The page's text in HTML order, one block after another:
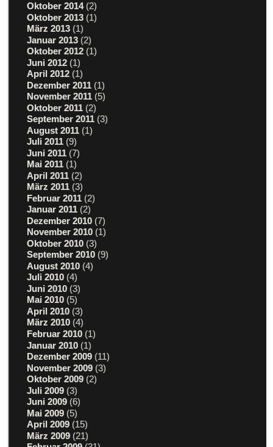
Oktober 2014(2)
Oktober 2013 (1)
März 2013 (1)
Januar 2013 (2)
Oktober 2012 (1)
Juni 2012 (1)
April 2012 (1)
Dezember 2011 (1)
November 2011 (5)
Oktober 2011 (2)
September 2011 (3)
August 2011 (1)
Juli 2011 (9)
Juni 2011 (7)
Mai 2011 (1)
April 2011 (2)
März 2011 (3)
Februar 2011 (2)
Januar 2011 (2)
Dezember 2010 (7)
November 2010 (1)
Oktober 2010 (3)
September 2010 (9)
August 2010 (4)
Juli 2010 (4)
Juni 2010 (3)
Mai 2010 (5)
April 2010 (3)
März 2010 (4)
Februar 2010 (1)
Januar 2010 (1)
Dezember 2009 (11)
November 2009 (3)
Oktober 2009 (2)
Juli 2009 (3)
Juni 2009 (6)
Mai 2009 (5)
April 2009 (15)
März 2009 (21)